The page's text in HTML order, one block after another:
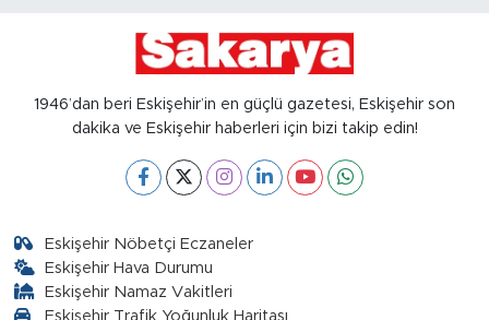
1946’dan beri Eskişehir’in en güçlü gazetesi, Eskişehir son
dakika ve Eskişehir haberleri için bizi takip edin!
Eskişehir Nöbetçi Eczaneler
Eskişehir Hava Durumu
Eskişehir Namaz Vakitleri
Eskişehir Trafik Yoğunluk Haritası